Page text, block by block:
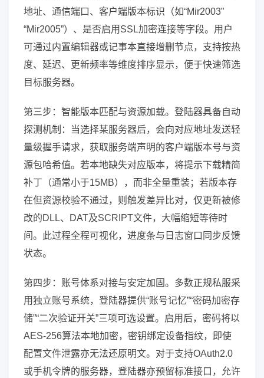
地址、通信端口、客户端版本标识（如“Mir2003”
“Mir2005”）、是否启用SSL加密连接等字段。用户
可通过内置编辑器或记事本直接增删节点，支持按热
度、延迟、更新频率等维度排序显示，便于快速筛选
目标服务器。
第三步：智能版本匹配与资源加载。登陆器具备自动
探测机制：当选择某服务器后，会向对应地址发送轻
量级握手请求，获取服务端声明的客户端版本号与资
源包哈希值。若本地缺失对应版本，将提示下载精简
补丁（通常小于15MB），而非全量重装；若版本存
在但资源校验不通过，则触发差异比对，仅更新被修
改的DLL、DAT及SCRIPT文件，大幅缩短等待时
间。此过程全程可视化，进度条与日志窗口同步反馈
状态。
第四步：账号体系对接与安定加固。多数正规私服采
用独立账号系统，登陆器提供“账号记忆”“密码加密存
储”“二次验证开关”三项可选设置。启用后，密码将以
AES-256算法本地加密，密钥绑定设备指纹，即使
配置文件泄露亦无法还原明文。对于支持OAuth2.0
或手机令牌的服务器，登陆器亦预留标准接口，允许